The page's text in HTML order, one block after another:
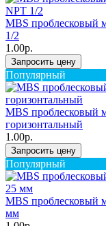
MBS проблесковый
1/2
1.00р.
Запросить цену
Популярный
MBS проблесковый
горизонтальный
1.00р.
Запросить цену
Популярный
MBS проблесковый
мм